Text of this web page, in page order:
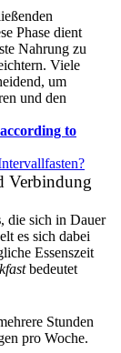
Phase dient
Nahrung zu
Viele
um
und den
to
Verbindung
, die sich in Dauer
es sich dabei
Essenszeit
bedeutet
Stunden
pro Woche.